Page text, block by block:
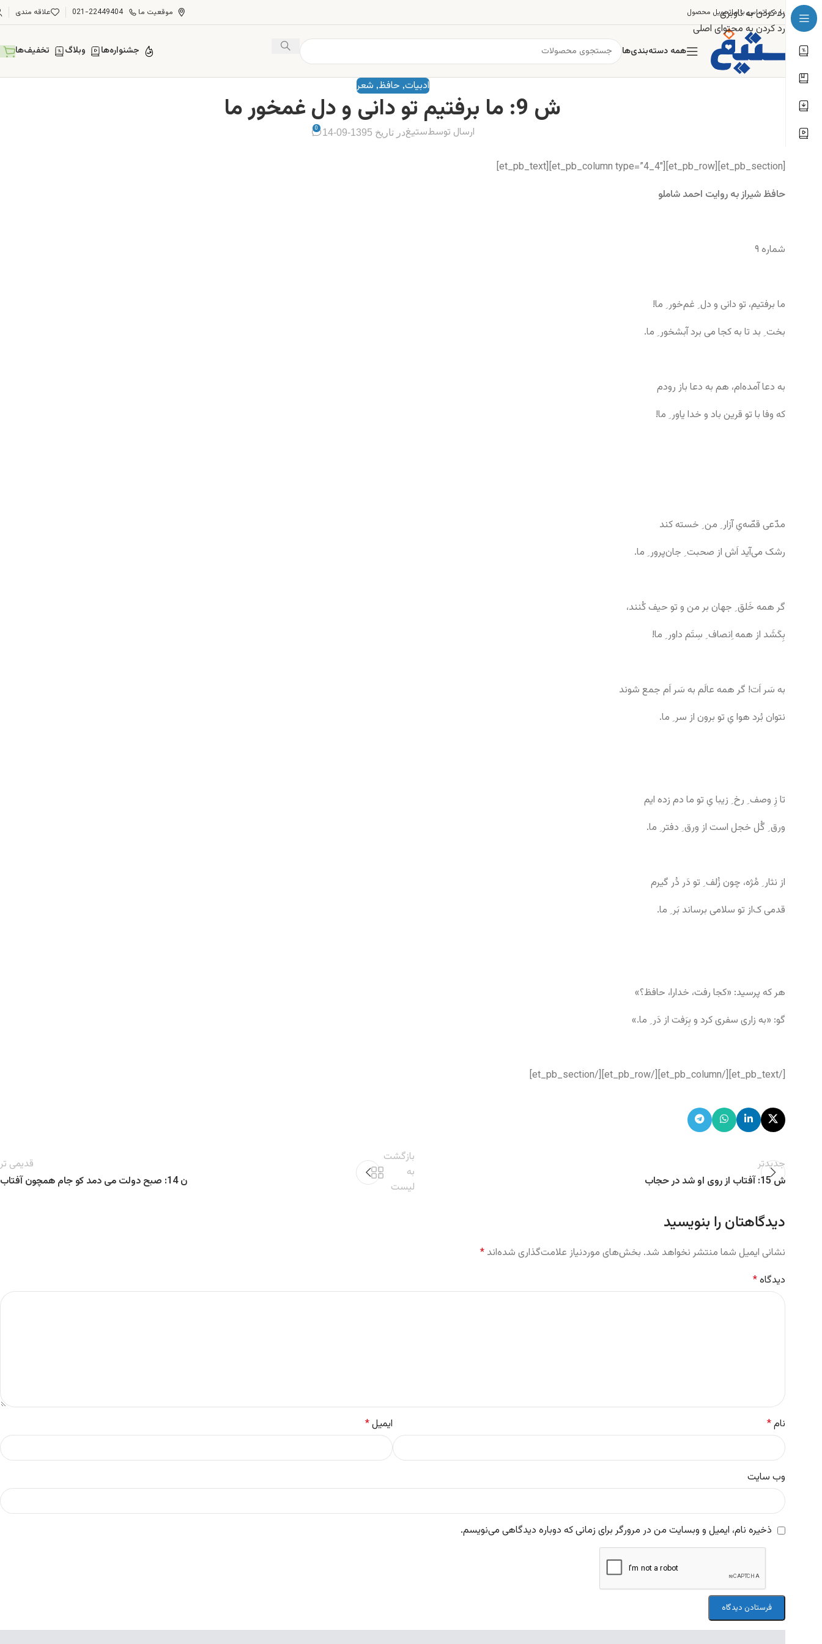
رد کردن به ناوبری
رد کردن به محتوای اصلی
درباره ماتماس با ماتحویل محصول موقعیت ما 021-22449404 علاقه مندی
همه دسته‌بندی‌ها جشنواره‌ها وبلاگ تخفیف‌ها
ادبیات, حافظ, شعر
ش 9: ما برفتیم تو دانی و دل غمخور ما
ارسال توسطستیغدر تاریخ 1395-09-14 0
[et_pb_section][et_pb_row][et_pb_column type=”4_4″][et_pb_text]
حافظ شیراز به روایت احمد شاملو
شماره ۹
ما برفتیم، تو دانی و دل ِ غم‌خور ِ ما!
بخت ِ بد تا به کجا می برد آبشخور ِ ما.
به دعا آمده‌ام، هم به دعا باز رودم
که وفا با تو قرین باد و خدا یاور ِ ما!
مدّعی قصّه‌یِ آزار ِ من ِ خسته کند
رشک می‌آید اَش از صحبت ِ جان‌پرور ِ ما.
گر همه خَلق ِ جهان بر من و تو حیف کُنند،
بِکَشَد از همه اِنصاف ِ سِتَم داور ِ ما!
به سَر اَت! گر همه عالَم به سَر اَم جمع شوند
نتوان بُرد هوا یِ تو برون از سر ِ ما.
تا زِ وصف ِ رخ ِ زیبا یِ تو ما دم زده ایم
ورق ِ گُل خجل است از ورق ِ دفتر ِ ما.
از نثار ِ مُژه، چون زُلف ِ تو دَر دُر گیرم
قدمی ک‌از تو سلامی برساند بَر ِ ما.
هر که پرسید: «کجا رفت، خدارا، حافظ؟»
گو: «به زاری سفری کرد و بِرَفت از دَر ِ ما.»
[/et_pb_text][/et_pb_column][/et_pb_row][/et_pb_section]
جدیدتر
ش 15: آفتاب از روی او شد در حجاب
بازگشت
به
لیست
قدیمی تر
ن 14: صبح دولت می دمد کو جام همچون آفتاب
دیدگاهتان را بنویسید
نشانی ایمیل شما منتشر نخواهد شد. بخش‌های موردنیاز علامت‌گذاری شده‌اند *
دیدگاه*
نام* ایمیل*
وب‌ سایت
ذخیره نام، ایمیل و وبسایت من در مرورگر برای زمانی که دوباره دیدگاهی می‌نویسم.